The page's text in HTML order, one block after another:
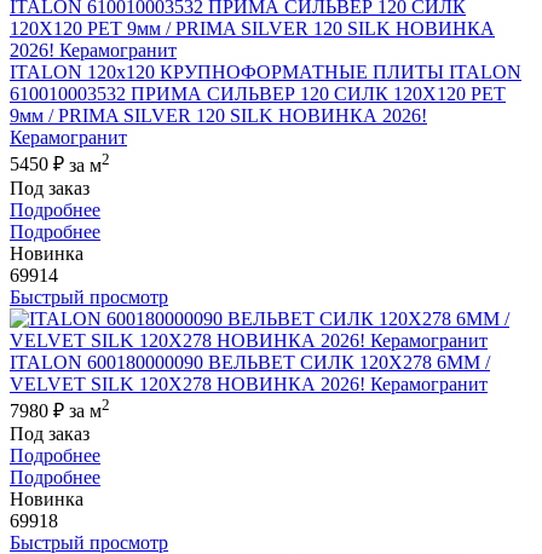
ITALON 120x120 КРУПНОФОРМАТНЫЕ ПЛИТЫ ITALON
610010003532 ПРИМА СИЛЬВЕР 120 СИЛК 120Х120 РЕТ
9мм / PRIMA SILVER 120 SILK НОВИНКА 2026!
Керамогранит
5450 ₽ за м2
Под заказ
Подробнее
Подробнее
Новинка
69914
Быстрый просмотр
ITALON 600180000090 ВЕЛЬВЕТ СИЛК 120X278 6ММ /
VELVET SILK 120X278 НОВИНКА 2026! Керамогранит
7980 ₽ за м2
Под заказ
Подробнее
Подробнее
Новинка
69918
Быстрый просмотр